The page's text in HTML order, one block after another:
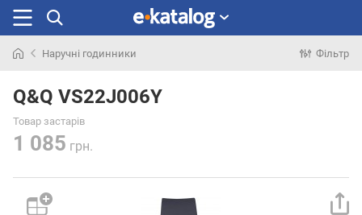
раніше
Наручні годинники Фільтр
Q&Q VS22J006Y
Товар застарів
1 085 грн.